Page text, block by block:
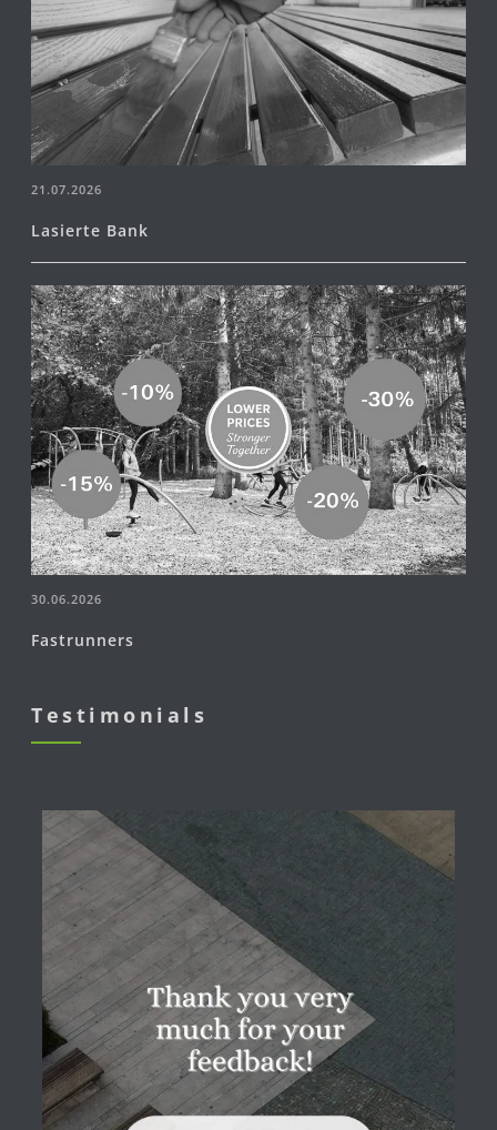
21.07.2026
Lasierte Bank
30.06.2026
Fastrunners
Testimonials